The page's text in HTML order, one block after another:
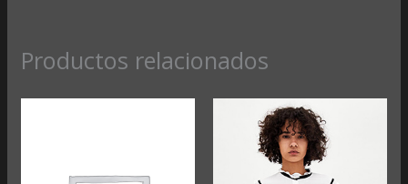
Productos relacionados